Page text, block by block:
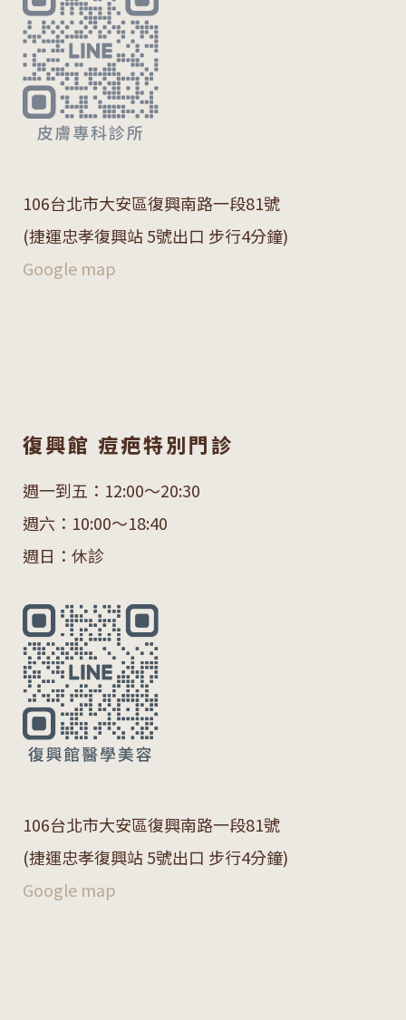
106台北市大安區復興南路一段81號
(捷運忠孝復興站 5號出口 步行4分鐘)
Google map
復興館 痘疤特別門診
週一到五：12:00～20:30
週六：10:00～18:40
週日：休診
106台北市大安區復興南路一段81號
(捷運忠孝復興站 5號出口 步行4分鐘)
Google map